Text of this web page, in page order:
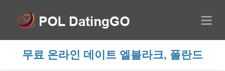
무료 온라인 데이트 엘블라크, 폴란드